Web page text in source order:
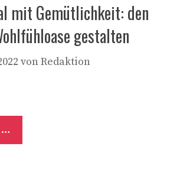
mit Gemütlichkeit: den
gestalten
vonRedaktion
…